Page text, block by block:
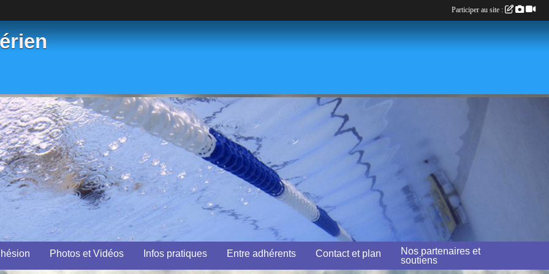
Photos et Vidéos Infos pratiques Entre adhérents Contact et plan
Nos partenaires et
soutiens
Participer au site :